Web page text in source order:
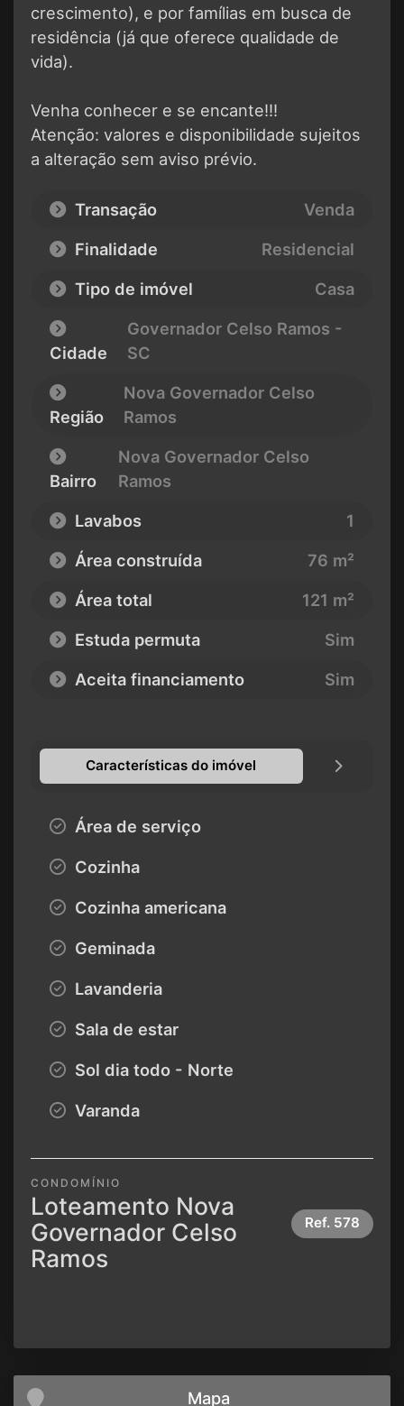
crescimento), e por famílias em busca de
residência (já que oferece qualidade de
vida).
Venha conhecer e se encante!!!
Atenção: valores e disponibilidade sujeitos
a alteração sem aviso prévio.
Transação
Venda
Finalidade
Residencial
Tipo de imóvel
Casa
Cidade
Governador Celso Ramos -
SC
Região
Nova Governador Celso
Ramos
Bairro
Nova Governador Celso
Ramos
Lavabos
1
Área construída
76 m²
Área total
121 m²
Estuda permuta
Sim
Aceita financiamento
Sim
Características do imóvel
Área de serviço
Cozinha
Cozinha americana
Geminada
Lavanderia
Sala de estar
Sol dia todo - Norte
Varanda
CONDOMÍNIO
Loteamento Nova
Governador Celso
Ramos
Ref. 578
Mapa